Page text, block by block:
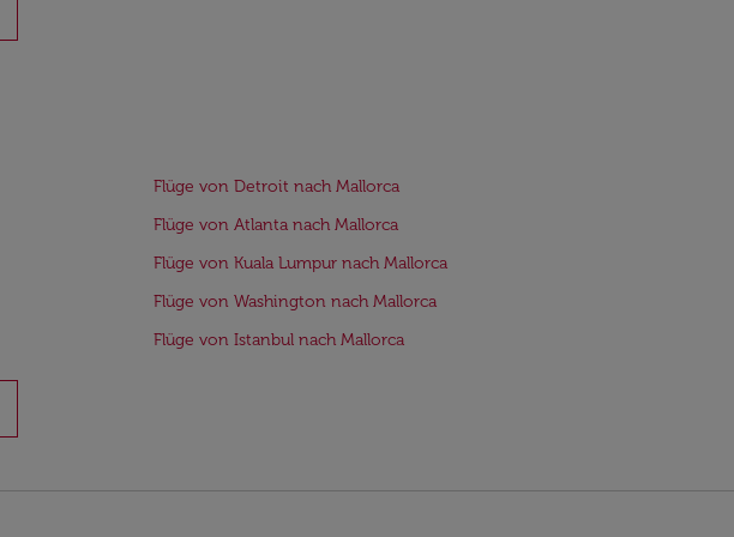
Flüge von Detroit nach Mallorca
Flüge von Atlanta nach Mallorca
Flüge von Kuala Lumpur nach Mallorca
Flüge von Washington nach Mallorca
Flüge von Istanbul nach Mallorca